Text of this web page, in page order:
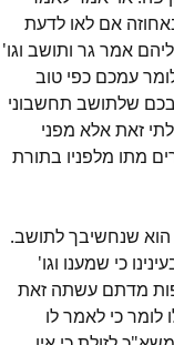
אם לאו לדעת
אמר גר ותושב וגו'
עמכם כפי טוב
שלתושב תחשבוני
זאת אלא מפני
מתו מלפניו בתורת
הוא שנחשיבך לתושב.
כי שמענו וגו'
מדתם עשתה זאת
לומר כי לאמר לו